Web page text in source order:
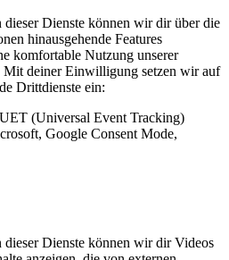
dieser Dienste können wir dir über die
hinausgehende Features
komfortable Nutzung unserer
Mit deiner Einwilligung setzen wir auf
Drittdienste ein:
(Universal Event Tracking)
Google Consent Mode,
dieser Dienste können wir dir Videos